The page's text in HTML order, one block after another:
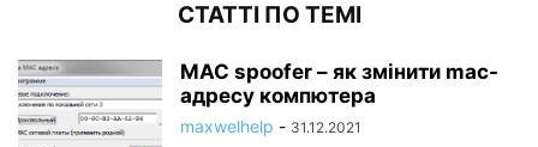
СТАТТІ ПО ТЕМІ
MAC spoofer – як змінити mac-
адресу компютера
maxwelhelp - 31.12.2021